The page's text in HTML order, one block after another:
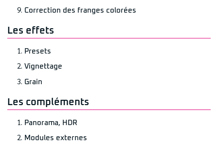
Correction des franges colorées
Les effets
Presets
Vignettage
Grain
Les compléments
Panorama, HDR
Modules externes